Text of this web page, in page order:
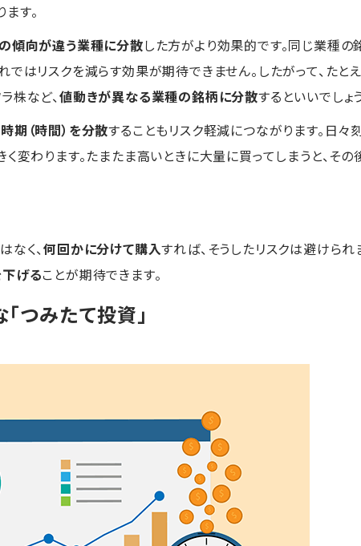
す。
傾向が違う業種に分散した方がより効果的です。同じ業種
ではリスクを減らす効果が期待できません。したがって、た
株など、値動きが異なる業種の銘柄に分散するといいでしょ
期（時間）を分散することもリスク軽減につながります。日
く変わります。たまたま高いときに大量に買ってしまうと、そ
なく、何回かに分けて購入すれば、そうしたリスクは避けら
げることが期待できます。
つみたて投資」